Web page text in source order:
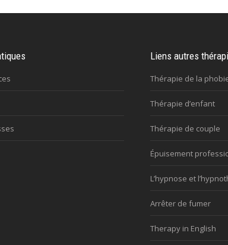
Liens autres
Thérapie de la
Thérapie d’enfant
Thérapie de couple
Épuisement
L’hypnose et
Arrêter de fumer
Therapy in English